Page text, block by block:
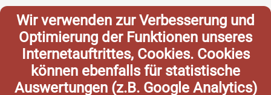
Wir verwenden zur Verbesserung und
Optimierung der Funktionen unseres
Internetauftrittes, Cookies. Cookies
können ebenfalls für statistische
Auswertungen (z.B. Google Analytics)